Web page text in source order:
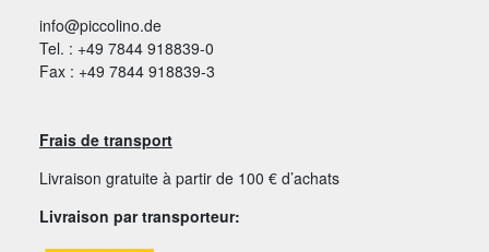
info@piccolino.de
Tel. : +49 7844 918839-0
Fax : +49 7844 918839-3
Frais de transport
Livraison gratuite à partir de 100 € d’achats
Livraison par transporteur: